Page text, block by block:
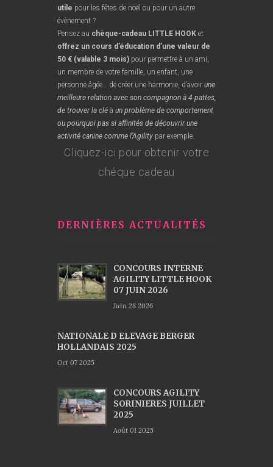
utile pour les fêtes de noël ou pour un autre
évènement ?
Pensez au chèque-cadeau LITTLE HOOK et
offrez un cours d’éducation d’une valeur de
50 € (valable 3 mois) pour permettre à un ami,
un membre de votre famille, un enfant, une
personne âgée… de créer une harmonie, d’avoir une
meilleure relation avec son compagnon à 4 pattes,
de trouver la clé à un problème de comportement
ou pourquoi pas si affinités de découvrir une
activité canine comme l’Agility par exemple.
Cliquez-ici pour obtenir votre
chéque cadeau
DERNIÈRES ACTUALITÉS
CONCOURS INTERNE
AGILITY LITTLE HOOK
07 JUIN 2026
Juin 28 2026
NATIONALE D ELEVAGE BERGER
HOLLANDAIS 2025
Oct 07 2025
CONCOURS AGILITY
SORINIERES JUILLET
2025
Août 01 2025